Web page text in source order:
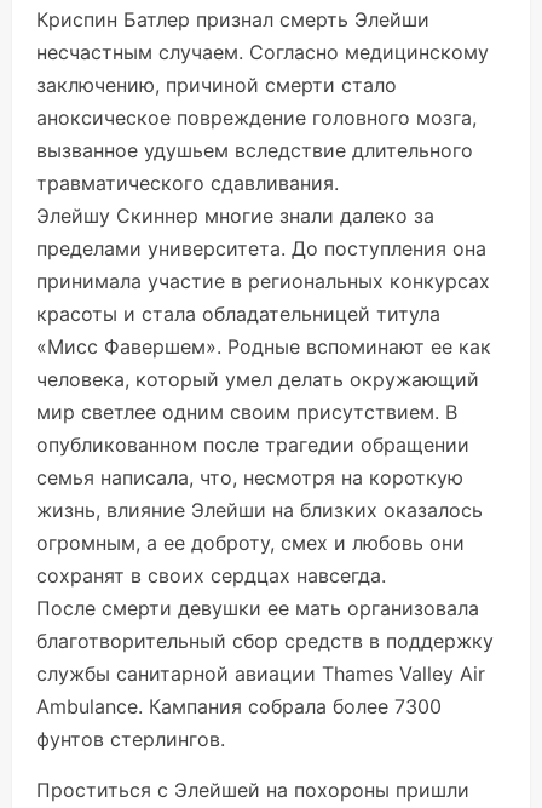
Криспин Батлер признал смерть Элейши
несчастным случаем. Согласно медицинскому
заключению, причиной смерти стало
аноксическое повреждение головного мозга,
вызванное удушьем вследствие длительного
травматического сдавливания.
Элейшу Скиннер многие знали далеко за
пределами университета. До поступления она
принимала участие в региональных конкурсах
красоты и стала обладательницей титула
«Мисс Фавершем». Родные вспоминают ее как
человека, который умел делать окружающий
мир светлее одним своим присутствием. В
опубликованном после трагедии обращении
семья написала, что, несмотря на короткую
жизнь, влияние Элейши на близких оказалось
огромным, а ее доброту, смех и любовь они
сохранят в своих сердцах навсегда.
После смерти девушки ее мать организовала
благотворительный сбор средств в поддержку
службы санитарной авиации Thames Valley Air
Ambulance. Кампания собрала более 7300
фунтов стерлингов.
Проститься с Элейшей на похороны пришли